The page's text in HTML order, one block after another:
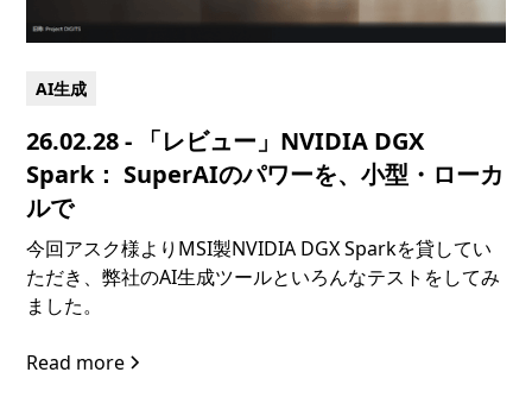
AI生成
26.02.28 - 「レビュー」NVIDIA DGX
Spark： SuperAIのパワーを、小型・ローカ
ルで
今回アスク様よりMSI製NVIDIA DGX Sparkを貸してい
ただき、弊社のAI生成ツールといろんなテストをしてみ
ました。
Read more